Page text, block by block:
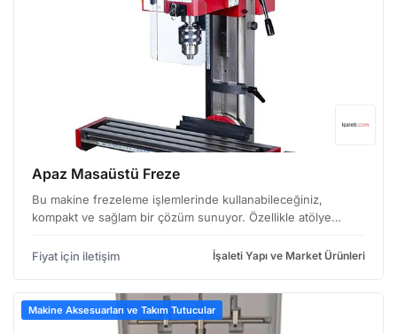
Apaz Masaüstü Freze
Bu makine frezeleme işlemlerinde kullanabileceğiniz,
kompakt ve sağlam bir çözüm sunuyor. Özellikle atölye
kullanılabilir nitelikte tasarlanmış. Görüntüden de…
Fiyat için iletişim İşaleti Yapı ve Market Ürünleri
Makine Aksesuarları ve Takım Tutucular